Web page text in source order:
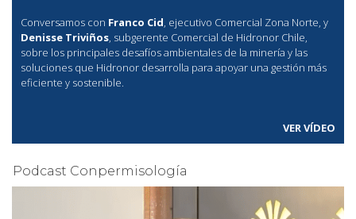
Conversamos con Franco Cid, ejecutivo Comercial Zona Norte, y
Denisse Triviños, subgerente Comercial de Hidronor Chile,
sobre los principales desafíos ambientales de la minería y las
soluciones que Hidronor desarrolla para apoyar una gestión más
eficiente y sostenible.
VER VÍDEO
Podcast Conpermisología